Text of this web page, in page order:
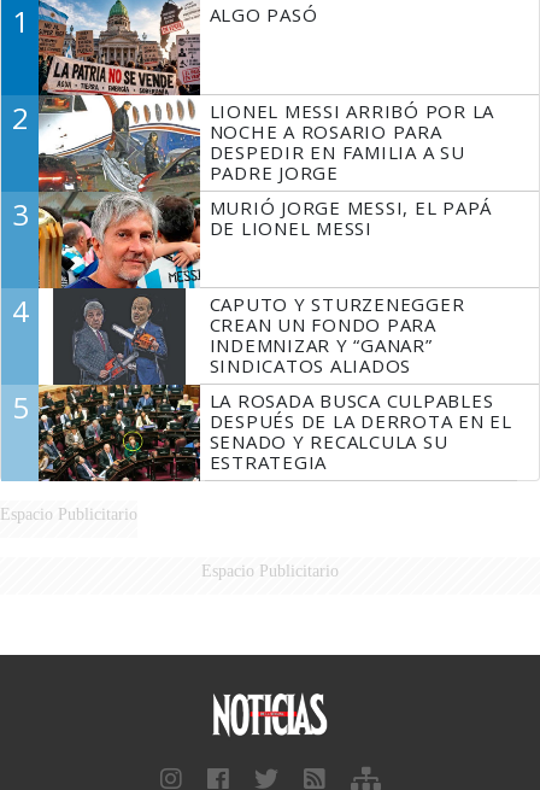
1 ALGO PASÓ
2
LIONEL MESSI ARRIBÓ POR LA
NOCHE A ROSARIO PARA
DESPEDIR EN FAMILIA A SU
PADRE JORGE
3
MURIÓ JORGE MESSI, EL PAPÁ
DE LIONEL MESSI
4
CAPUTO Y STURZENEGGER
CREAN UN FONDO PARA
INDEMNIZAR Y “GANAR”
SINDICATOS ALIADOS
5
LA ROSADA BUSCA CULPABLES
DESPUÉS DE LA DERROTA EN EL
SENADO Y RECALCULA SU
ESTRATEGIA
Espacio Publicitario
Espacio Publicitario